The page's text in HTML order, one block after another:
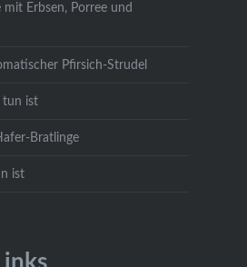
Erbsen, Porree und
Pfirsich-Strudel
tun ist
Bratlinge
ist